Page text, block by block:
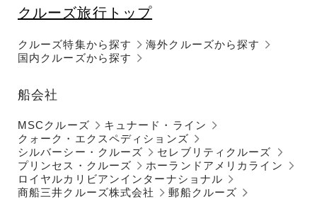
クルーズ旅行トップ
クルーズ特集から探す
国内クルーズから探す
海外クルーズから探す
船会社
MSCクルーズ
キュナード・ライン
クォーク・エクスペディションズ
シルバーシー・クルーズ
セレブリティクルーズ
プリンセス・クルーズ
ホーランドアメリカライン
ロイヤルカリビアンインターナショナル
商船三井クルーズ株式会社
郵船クルーズ